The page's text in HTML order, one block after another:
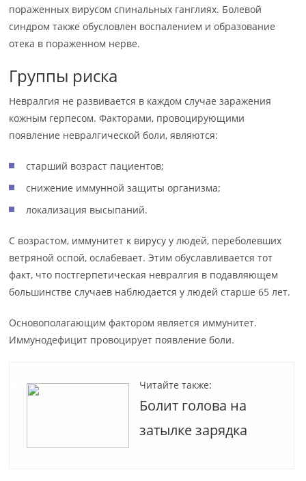
пораженных вирусом спинальных ганглиях. Болевой
синдром также обусловлен воспалением и образование
отека в пораженном нерве.
Группы риска
Невралгия не развивается в каждом случае заражения
кожным герпесом. Факторами, провоцирующими
появление невралгической боли, являются:
старший возраст пациентов;
снижение иммунной защиты организма;
локализация высыпаний.
С возрастом, иммунитет к вирусу у людей, переболевших
ветряной оспой, ослабевает. Этим обуславливается тот
факт, что постгерпетическая невралгия в подавляющем
большинстве случаев наблюдается у людей старше 65 лет.
Основополагающим фактором является иммунитет.
Иммунодефицит провоцирует появление боли.
Читайте также:
Болит голова на
затылке зарядка